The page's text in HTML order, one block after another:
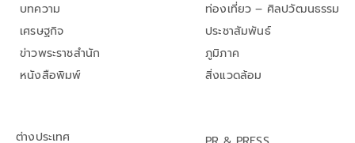
บทความ
เศรษฐกิจ
ข่าวพระราชสำนัก
หนังสือพิมพ์
ท่องเที่ยว – ศิลปวัฒนธรรม
ประชาสัมพันธ์
ภูมิภาค
สิ่งแวดล้อม
ต่างประเทศ